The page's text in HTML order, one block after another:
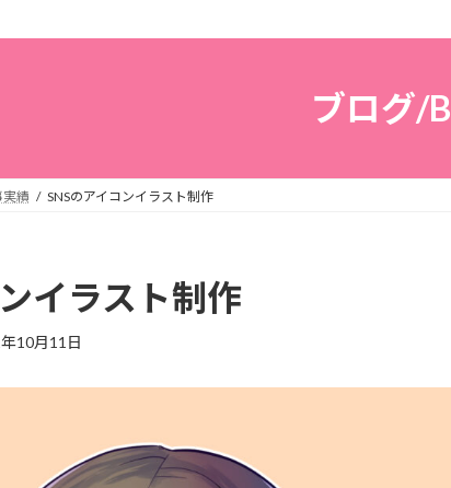
ブログ/
実績 SNSのアイコンイラスト制作
イラスト制作
10月11日